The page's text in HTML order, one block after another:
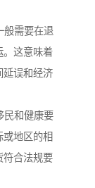
般需要在退
。这意味着
延误和经济
民和健康要
或地区的相
符合法规要